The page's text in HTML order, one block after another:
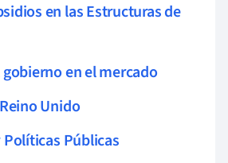
en las Estructuras de
en el mercado
Unido
Públicas